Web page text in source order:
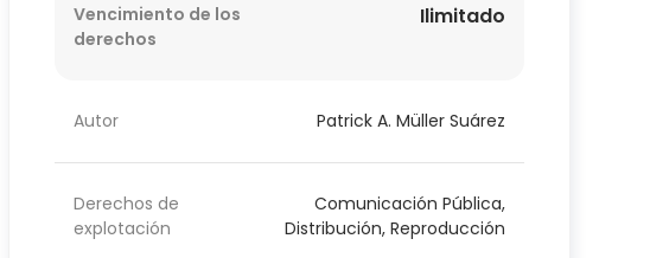
Vencimiento de los
derechos
Ilimitado
Autor Patrick A. Müller Suárez
Derechos de
explotación
Comunicación Pública,
Distribución, Reproducción